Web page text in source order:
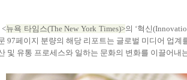
<뉴욕 타임스(The New York Times)>의 ‘혁신
97페이지 분량의 해당 리포트는 글로벌 미디어 업계
및 유통 프로세스와 일하는 문화의 변화를 이끌어